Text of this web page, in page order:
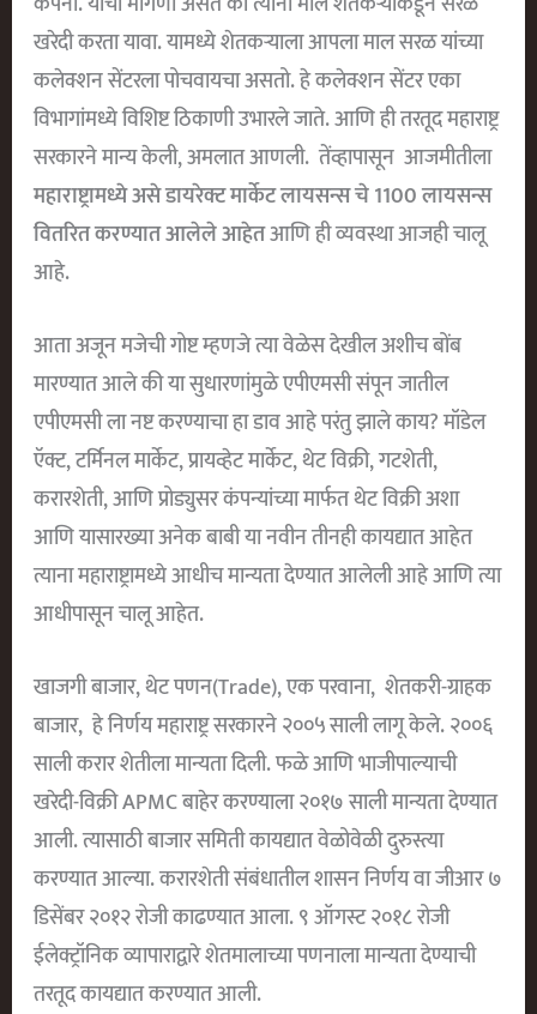
खरेदी करता यावा. यामध्ये शेतकऱ्याला आपला माल सरळ यांच्या
कलेक्शन सेंटरला पोचवायचा असतो. हे कलेक्शन सेंटर एका
विभागांमध्ये विशिष्ट ठिकाणी उभारले जाते. आणि ही तरतूद महाराष्ट्र
सरकारने मान्य केली, अमलात आणली. तेंव्हापासून आजमीतीला
महाराष्ट्रामध्ये असे डायरेक्ट मार्केट लायसन्स चे 1100 लायसन्स
वितरित करण्यात आलेले आहेतआणि ही व्यवस्था आजही चालू
आहे.
आता अजून मजेची गोष्ट म्हणजे त्या वेळेस देखील अशीच बोंब
मारण्यात आले की या सुधारणांमुळे एपीएमसी संपून जातील
एपीएमसी ला नष्ट करण्याचा हा डाव आहे परंतु झाले काय? मॉडेल
ऍक्ट, टर्मिनल मार्केट, प्रायव्हेट मार्केट, थेट विक्री, गटशेती,
करारशेती, आणि प्रोड्युसर कंपन्यांच्या मार्फत थेट विक्री अशा
आणि यासारख्या अनेक बाबी या नवीन तीनही कायद्यात आहेत
त्याना महाराष्ट्रामध्ये आधीच मान्यता देण्यात आलेली आहे आणि त्या
आधीपासून चालू आहेत.
खाजगी बाजार, थेट पणन(trade), एक परवाना, शेतकरी-ग्राहक
बाजार, हे निर्णय महाराष्ट्र सरकारने २००५ साली लागू केले. २००६
साली करार शेतीला मान्यता दिली. फळे आणि भाजीपाल्याची
खरेदी-विक्री APMC बाहेर करण्याला २०१७ साली मान्यता देण्यात
आली. त्यासाठी बाजार समिती कायद्यात वेळोवेळी दुरुस्त्या
करण्यात आल्या. करारशेती संबंधातील शासन निर्णय वा जीआर ७
डिसेंबर २०१२ रोजी काढण्यात आला. ९ ऑगस्ट २०१८ रोजी
ईलेक्ट्रॉनिक व्यापाराद्वारे शेतमालाच्या पणनाला मान्यता देण्याची
तरतूद कायद्यात करण्यात आली.